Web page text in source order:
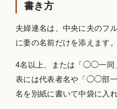
書き方
夫婦連名は、中央に夫のフ
に妻の名前だけを添えます。
4名以上、または「◯◯一同
表には代表者名や「◯◯部
名を別紙に書いて中袋に入れ